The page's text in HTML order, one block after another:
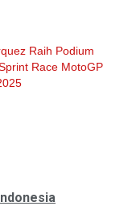
Raih Podium
Race MotoGP